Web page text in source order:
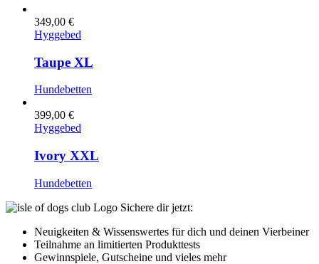
349,00 €
Hyggebed
Taupe XL
Hundebetten
399,00 €
Hyggebed
Ivory XXL
Hundebetten
Sichere dir jetzt:
Neuigkeiten & Wissenswertes für dich und deinen Vierbeiner
Teilnahme an limitierten Produkttests
Gewinnspiele, Gutscheine und vieles mehr